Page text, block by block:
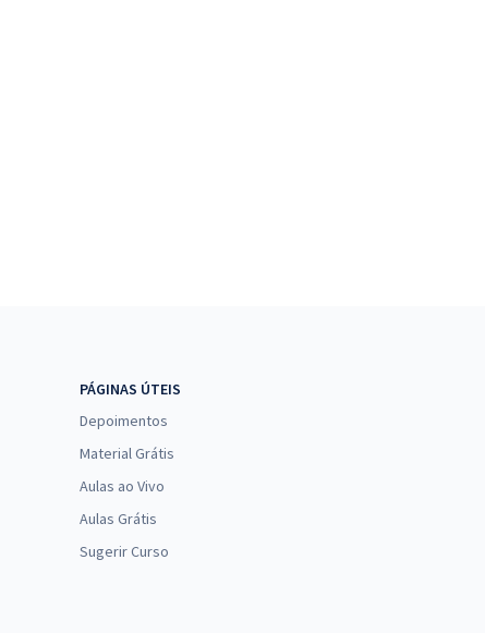
PÁGINAS ÚTEIS
Depoimentos
Material Grátis
Aulas ao Vivo
Aulas Grátis
Sugerir Curso